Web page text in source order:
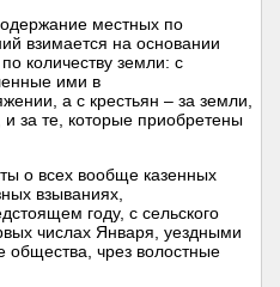
местных по
взимается на основании
количеству земли: с
ими в
а с крестьян – за земли,
за те, которые приобретены
о всех вообще казенных
взываниях,
году, с сельского
числах Января, уездными
общества, чрез волостные